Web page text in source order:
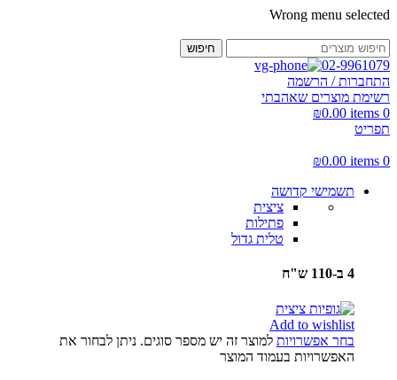
Wrong menu selected
חיפוש
02-9961079
התחברות / הרשמה
רשימת מוצרים שאהבתי
0
items
₪0.00
תפריט
0
items
₪0.00
תשמישי קדושה
ציצית
פתילות
טלית גדול
4 ב-110 ש"ח
Add to wishlist
בחר אפשרויות למוצר זה יש מספר סוגים. ניתן לבחור את
האפשרויות בעמוד המוצר